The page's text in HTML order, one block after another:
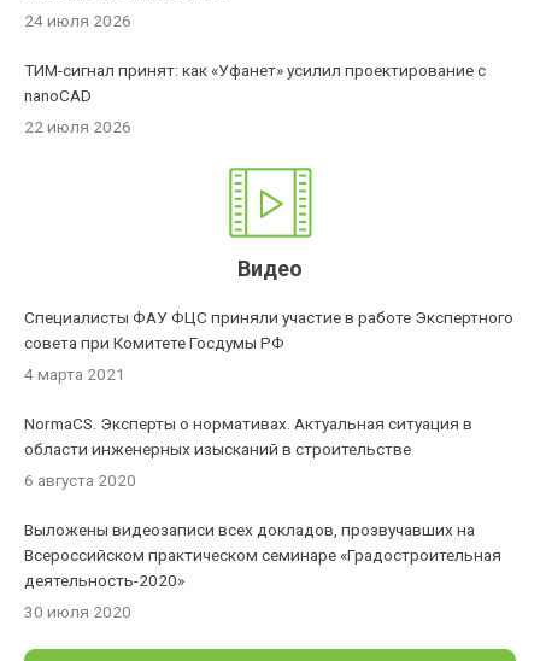
24 июля 2026
ТИМ-сигнал принят: как «Уфанет» усилил проектирование с
nanoCAD
22 июля 2026
Видео
Специалисты ФАУ ФЦС приняли участие в работе Экспертного
совета при Комитете Госдумы РФ
4 марта 2021
NormaCS. Эксперты о нормативах. Актуальная ситуация в
области инженерных изысканий в строительстве
6 августа 2020
Выложены видеозаписи всех докладов, прозвучавших на
Всероссийском практическом семинаре «Градостроительная
деятельность-2020»
30 июля 2020